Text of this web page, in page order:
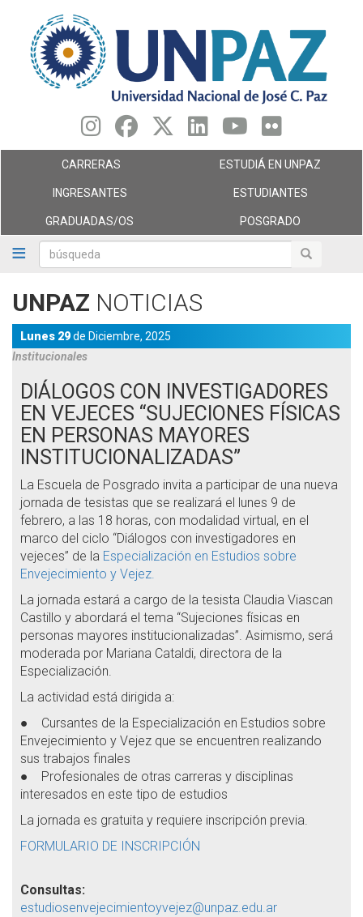
contenido
principal
búsqueda búsqueda
CARRERAS ESTUDIÁ EN UNPAZ
INGRESANTES ESTUDIANTES
GRADUADAS/OS POSGRADO
UNPAZ NOTICIAS
Lunes 29de Diciembre, 2025
Institucionales
DIÁLOGOS CON INVESTIGADORES
EN VEJECES “SUJECIONES FÍSICAS
EN PERSONAS MAYORES
INSTITUCIONALIZADAS”
La Escuela de Posgrado invita a participar de una nueva
jornada de tesistas que se realizará el lunes 9 de
febrero, a las 18 horas, con modalidad virtual, en el
marco del ciclo “Diálogos con investigadores en
vejeces” de la Especialización en Estudios sobre
Envejecimiento y Vejez.
La jornada estará a cargo de la tesista Claudia Viascan
Castillo y abordará el tema “Sujeciones físicas en
personas mayores institucionalizadas”. Asimismo, será
moderada por Mariana Cataldi, directora de la
Especialización.
La actividad está dirigida a:
● Cursantes de la Especialización en Estudios sobre
Envejecimiento y Vejez que se encuentren realizando
sus trabajos finales
● Profesionales de otras carreras y disciplinas
interesados en este tipo de estudios
La jornada es gratuita y requiere inscripción previa.
FORMULARIO DE INSCRIPCIÓN
Consultas:
estudiosenvejecimientoyvejez@unpaz.edu.ar